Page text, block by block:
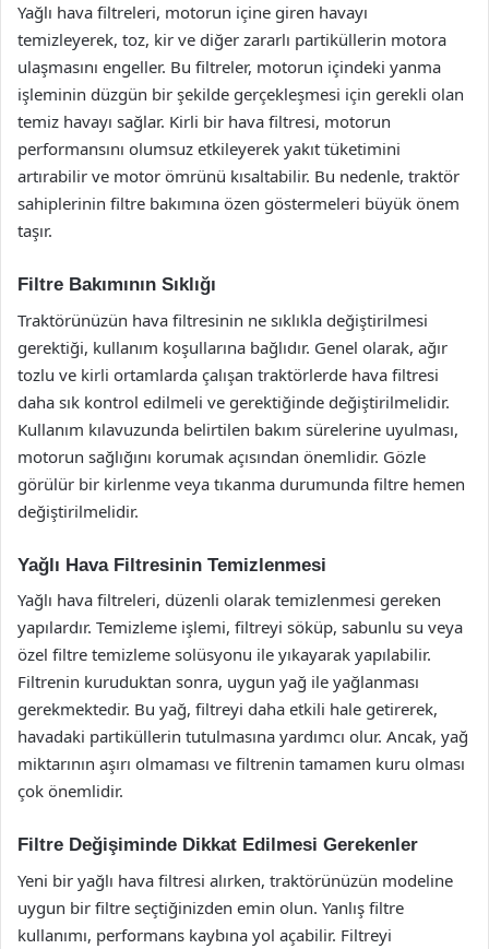
Yağlı hava filtreleri, motorun içine giren havayı
temizleyerek, toz, kir ve diğer zararlı partiküllerin motora
ulaşmasını engeller. Bu filtreler, motorun içindeki yanma
işleminin düzgün bir şekilde gerçekleşmesi için gerekli olan
temiz havayı sağlar. Kirli bir hava filtresi, motorun
performansını olumsuz etkileyerek yakıt tüketimini
artırabilir ve motor ömrünü kısaltabilir. Bu nedenle, traktör
sahiplerinin filtre bakımına özen göstermeleri büyük önem
taşır.
Filtre Bakımının Sıklığı
Traktörünüzün hava filtresinin ne sıklıkla değiştirilmesi
gerektiği, kullanım koşullarına bağlıdır. Genel olarak, ağır
tozlu ve kirli ortamlarda çalışan traktörlerde hava filtresi
daha sık kontrol edilmeli ve gerektiğinde değiştirilmelidir.
Kullanım kılavuzunda belirtilen bakım sürelerine uyulması,
motorun sağlığını korumak açısından önemlidir. Gözle
görülür bir kirlenme veya tıkanma durumunda filtre hemen
değiştirilmelidir.
Yağlı Hava Filtresinin Temizlenmesi
Yağlı hava filtreleri, düzenli olarak temizlenmesi gereken
yapılardır. Temizleme işlemi, filtreyi söküp, sabunlu su veya
özel filtre temizleme solüsyonu ile yıkayarak yapılabilir.
Filtrenin kuruduktan sonra, uygun yağ ile yağlanması
gerekmektedir. Bu yağ, filtreyi daha etkili hale getirerek,
havadaki partiküllerin tutulmasına yardımcı olur. Ancak, yağ
miktarının aşırı olmaması ve filtrenin tamamen kuru olması
çok önemlidir.
Filtre Değişiminde Dikkat Edilmesi Gerekenler
Yeni bir yağlı hava filtresi alırken, traktörünüzün modeline
uygun bir filtre seçtiğinizden emin olun. Yanlış filtre
kullanımı, performans kaybına yol açabilir. Filtreyi